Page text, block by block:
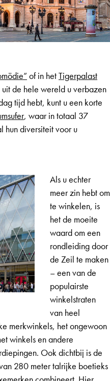
of in hetTigerpalast
de hele wereld u verbazen
tijd hebt, kunt u een korte
, waar in totaal 37
hun diversiteit voor u
Als u echter
meer zin hebt om
te winkelen, is
het de moeite
waard om een
rondleiding door
de Zeil te maken
– een van de
populairste
winkelstraten
van heel
merkwinkels, het ongewoon
winkels en andere
Ook dichtbij is de
280 meter talrijke boetieks